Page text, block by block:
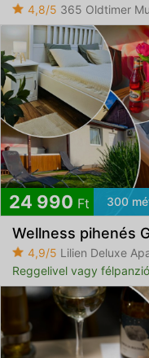
4,8/5 365 Oldtimer
24 990 Ft 300
Wellness pihenés
4,9/5 Lilien Deluxe
Reggelivel vagy